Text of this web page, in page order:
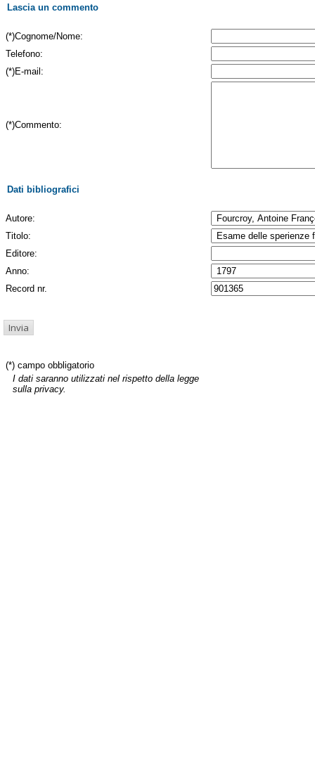
Lascia un commento
(*)Cognome/Nome:
Telefono:
(*)E-mail:
(*)Commento:
Dati bibliografici
Autore:
Titolo:
Editore:
Anno:
Record nr.
(*) campo obbligatorio
I dati saranno utilizzati nel rispetto della legge
sulla privacy.